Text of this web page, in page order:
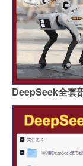
DeepSeek全套